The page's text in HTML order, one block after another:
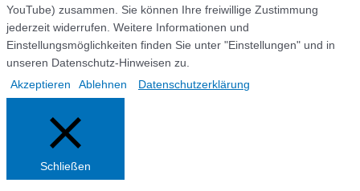
YouTube) zusammen. Sie können Ihre freiwillige Zustimmung
jederzeit widerrufen. Weitere Informationen und
Einstellungsmöglichkeiten finden Sie unter "Einstellungen" und in
unseren Datenschutz-Hinweisen zu.
Akzeptieren
Ablehnen Datenschutzerklärung
Schließen